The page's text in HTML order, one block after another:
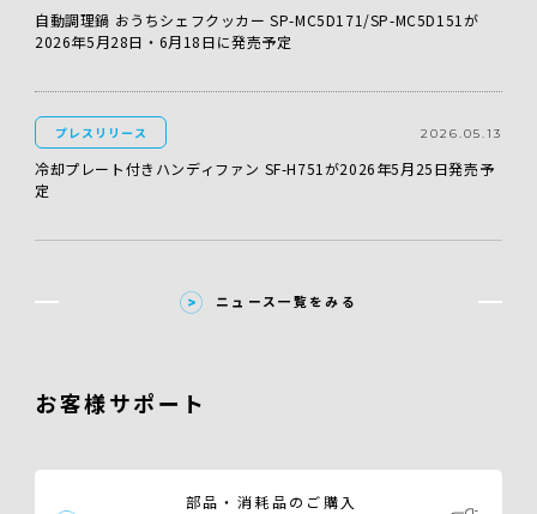
自動調理鍋 おうちシェフクッカー SP-MC5D171/SP-MC5D151が
2026年5月28日・6月18日に発売予定
プレスリリース 2026.05.13
冷却プレート付きハンディファン SF-H751が2026年5月25日発売予
定
ニュース一覧をみる
お客様サポート
部品・消耗品のご購入